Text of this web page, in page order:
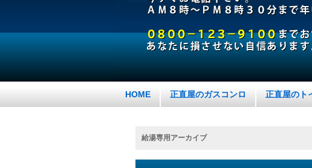
HOME 正直屋のガスコンロ 正直屋のト
給湯専用アーカイブ